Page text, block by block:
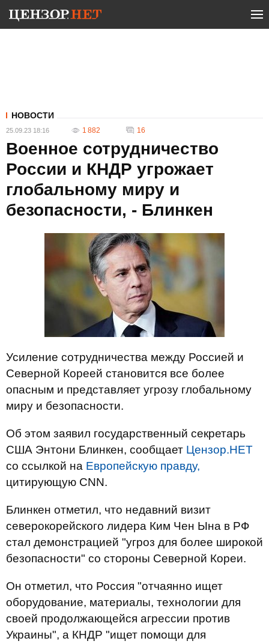
НОВОСТИ
25.09.23 18:16 1 882 16
Военное сотрудничество
России и КНДР угрожает
глобальному миру и
безопасности, - Блинкен
Усиление сотрудничества между Россией и
Северной Кореей становится все более
опасным и представляет угрозу глобальному
миру и безопасности.
Об этом заявил государственный секретарь
США Энтони Блинкен, сообщает Цензор.НЕТ
со ссылкой на Европейскую правду,
цитирующую CNN.
Блинкен отметил, что недавний визит
северокорейского лидера Ким Чен Ына в РФ
стал демонстрацией "угроз для более широкой
безопасности" со стороны Северной Кореи.
Он отметил, что Россия "отчаянно ищет
оборудование, материалы, технологии для
своей продолжающейся агрессии против
Украины", а КНДР "ищет помощи для